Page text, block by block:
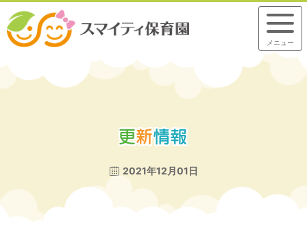
更新情報
2021年12月01日
メニュー